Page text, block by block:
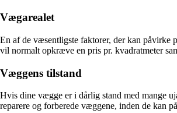
Vægarealet
En af de væsentligste faktorer, der kan påvirke
vil normalt opkræve en pris pr. kvadratmeter
Væggens tilstand
Hvis dine vægge er i dårlig stand med mange
reparere og forberede væggene, inden de kan